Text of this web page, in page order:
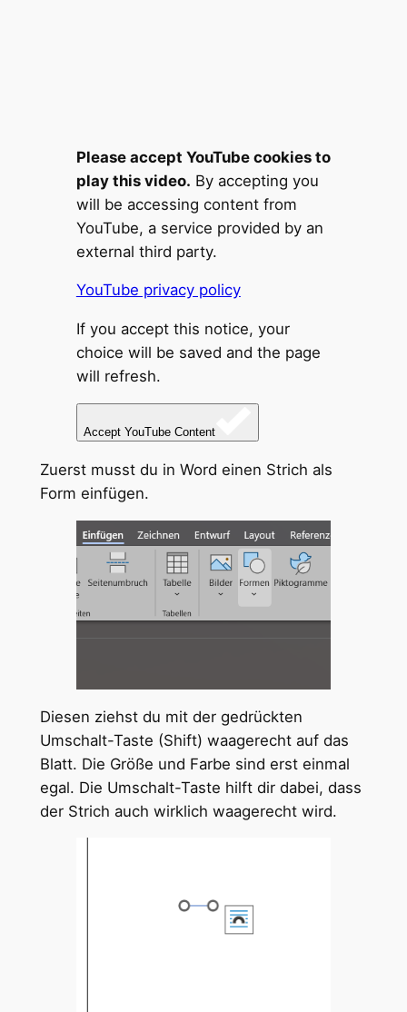
Please accept YouTube cookies to
play this video. By accepting you
will be accessing content from
YouTube, a service provided by an
external third party.
YouTube privacy policy
If you accept this notice, your
choice will be saved and the page
will refresh.
Accept YouTube Content
Zuerst musst du in Word einen Strich als
Form einfügen.
Diesen ziehst du mit der gedrückten
Umschalt-Taste (Shift) waagerecht auf das
Blatt. Die Größe und Farbe sind erst einmal
egal. Die Umschalt-Taste hilft dir dabei, dass
der Strich auch wirklich waagerecht wird.